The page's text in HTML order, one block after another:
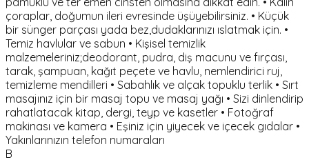
çoraplar, doğumun ileri evresinde üşüyebilirsiniz. • Küçük
bir sünger parçası yada bez,dudaklarınızı ıslatmak için. •
Temiz havlular ve sabun • Kişisel temizlik
malzemeleriniz;deodorant, pudra, diş macunu ve fırçası,
tarak, şampuan, kağıt peçete ve havlu, nemlendirici ruj,
temizleme mendilleri • Sabahlık ve alçak topuklu terlik • Sırt
masajınız için bir masaj topu ve masaj yağı • Sizi dinlendirip
rahatlatacak kitap, dergi, teyp ve kasetler • Fotoğraf
makinası ve kamera • Eşiniz için yiyecek ve içecek gıdalar •
Yakınlarınızın telefon numaraları
B